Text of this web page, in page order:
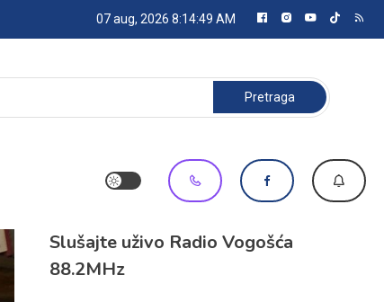
07 aug, 2026 8:14:50 AM
Pretraga:
Slušajte uživo Radio Vogošća
88.2MHz